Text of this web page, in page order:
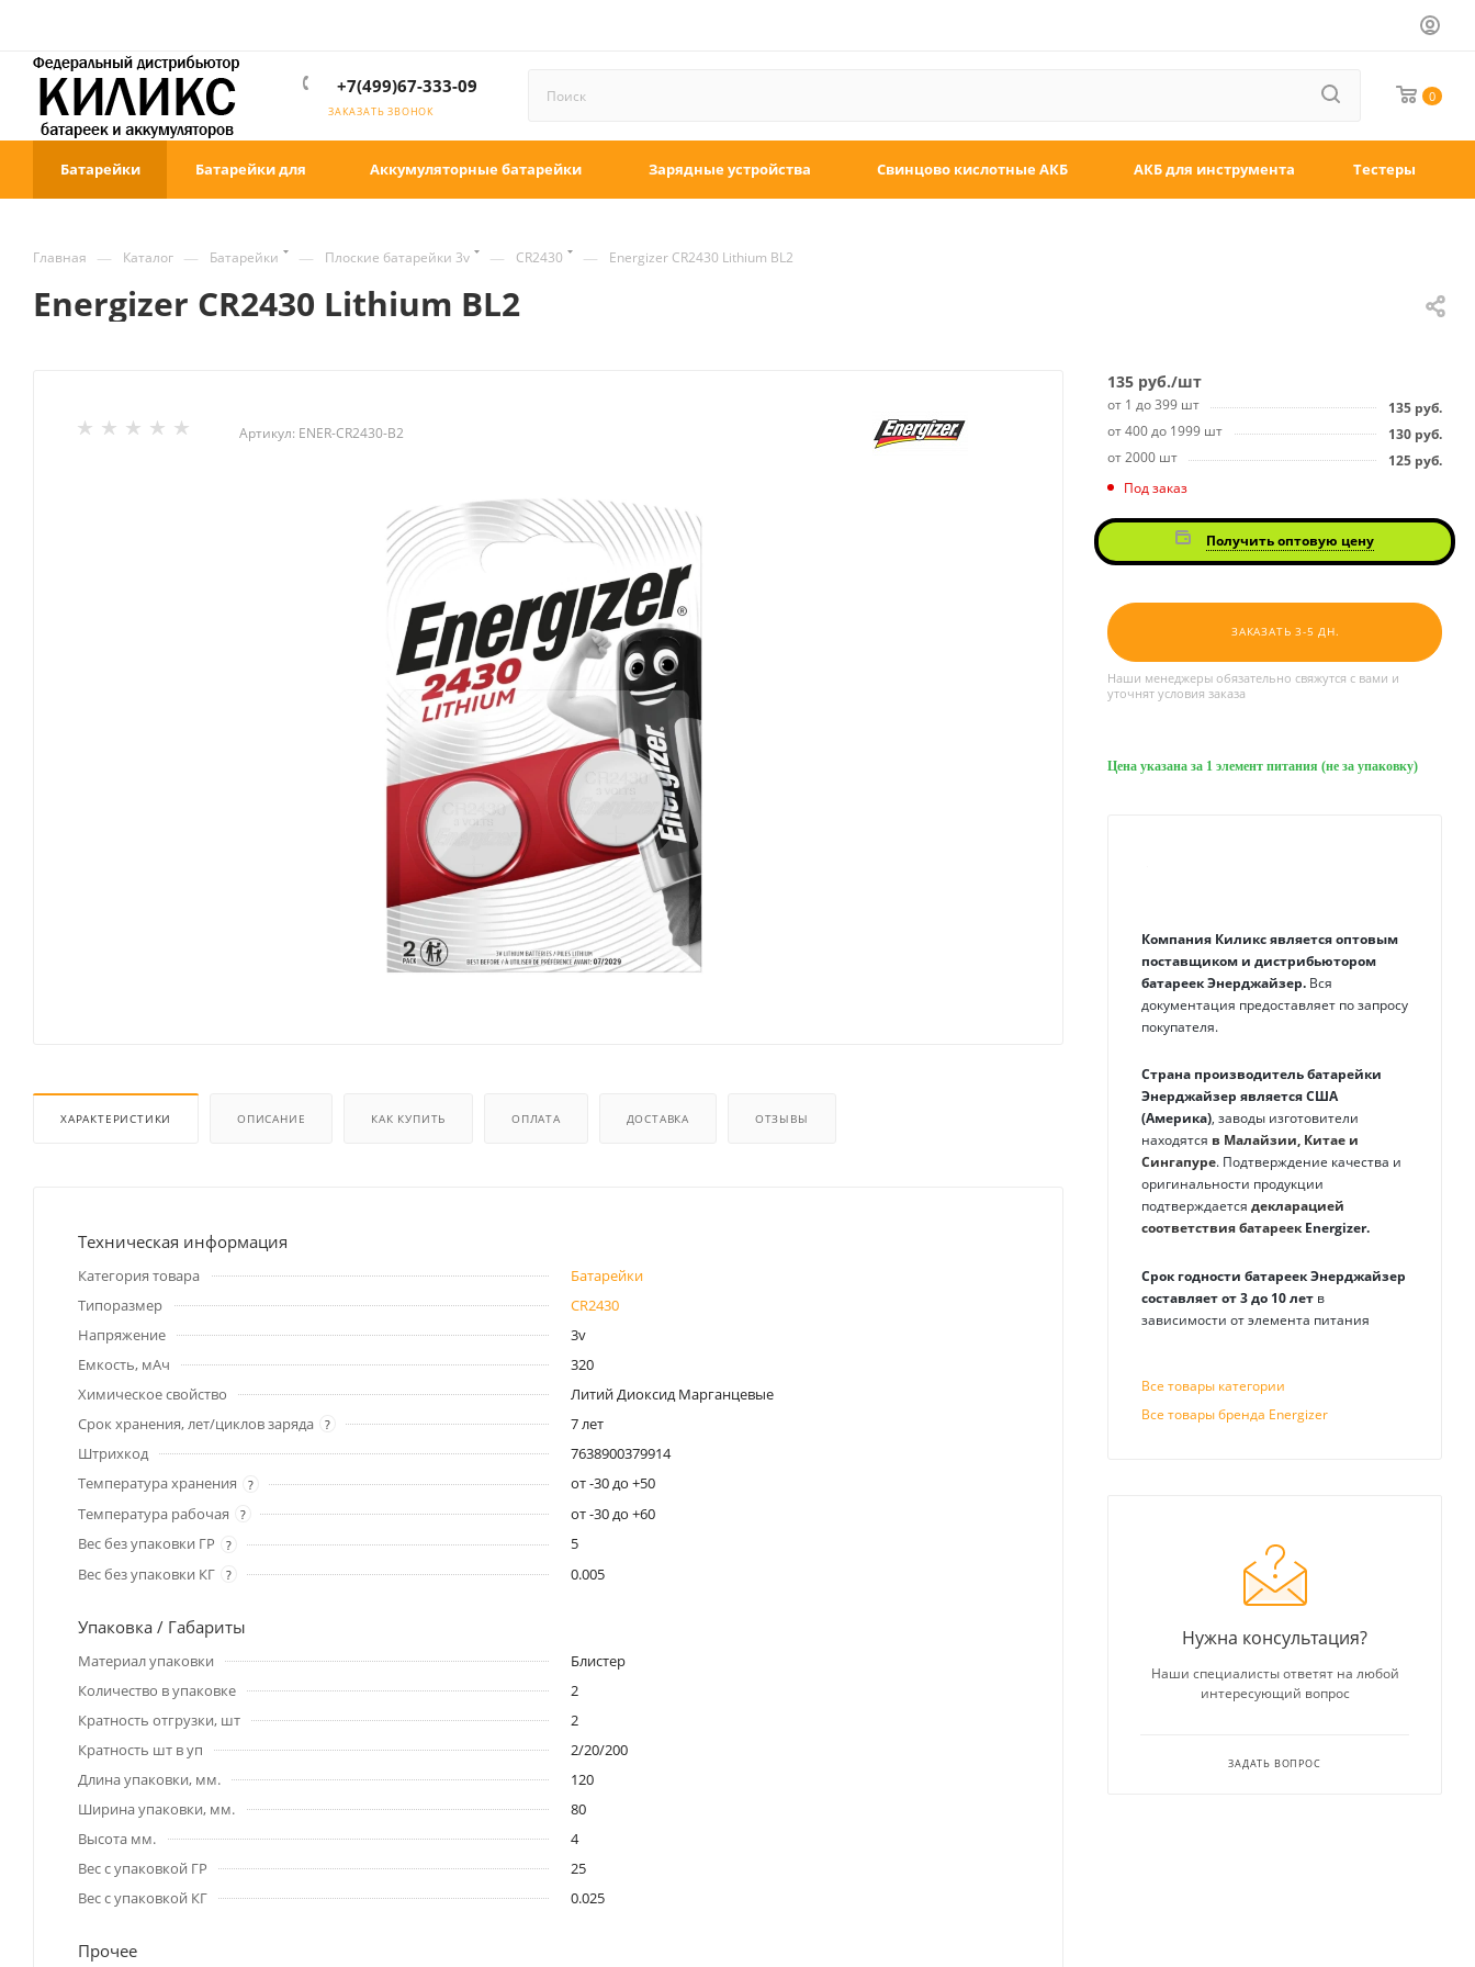
+7(499)67-333-09
ЗАКАЗАТЬ ЗВОНОК
0
Батарейки Батарейки для Аккумуляторные батарейки Зарядные устройства Свинцово кислотные АКБ АКБ для инструмента Тестеры
Главная — Каталог — Батарейки — Плоские батарейки 3v — CR2430 — Energizer CR2430 Lithium BL2
Energizer CR2430 Lithium BL2
Артикул: ENER-CR2430-B2
ХАРАКТЕРИСТИКИ ОПИСАНИЕ КАК КУПИТЬ ОПЛАТА ДОСТАВКА ОТЗЫВЫ
Техническая информация
Категория товара
Батарейки
Типоразмер
CR2430
Напряжение
3v
Емкость, мАч
320
Химическое свойство
Литий Диоксид Марганцевые
Срок хранения, лет/циклов заряда
?
7 лет
Штрихкод
7638900379914
Температура хранения
?
от -30 до +50
Температура рабочая
?
от -30 до +60
Вес без упаковки ГР
?
5
Вес без упаковки КГ
? 0.005
Упаковка / Габариты
Материал упаковки
Блистер
Количество в упаковке
2
Кратность отгрузки, шт
2
Кратность шт в уп
2/20/200
Длина упаковки, мм.
120
Ширина упаковки, мм.
80
Высота мм.
4
Вес с упаковкой ГР
25
Вес с упаковкой КГ
0.025
Прочее
135 руб./шт
от 1 до 399 шт 135 руб.
от 400 до 1999 шт
130 руб.
от 2000 шт
125 руб.
Под заказ
Получить оптовую цену
ЗАКАЗАТЬ 3-5 ДН.
Наши менеджеры обязательно свяжутся с вами и
уточнят условия заказа
Цена указана за 1 элемент питания (не за упаковку)
Компания Киликс является оптовым
поставщиком и дистрибьютором
батареек Энерджайзер. Вся
документация предоставляет по запросу
покупателя.
Страна производитель батарейки
Энерджайзер является США
(Америка), заводы изготовители
находятся в Малайзии, Китае и
Сингапуре. Подтверждение качества и
оригинальности продукции
подтверждается декларацией
соответствия батареек Energizer.
Срок годности батареек Энерджайзер
составляет от 3 до 10 лет в
зависимости от элемента питания
Все товары категории
Все товары бренда Energizer
Нужна консультация?
Наши специалисты ответят на любой
интересующий вопрос
ЗАДАТЬ ВОПРОС